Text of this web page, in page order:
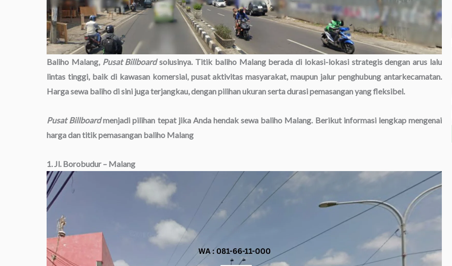
Baliho Malang, Pusat Billboardsolusinya. Titik baliho Malang berada di lokasi-lokasi strategis dengan arus lalu
lintas tinggi, baik di kawasan komersial, pusat aktivitas masyarakat, maupun jalur penghubung antarkecamatan.
Harga sewa baliho di sini juga terjangkau, dengan pilihan ukuran serta durasi pemasangan yang fleksibel.
Pusat Billboardmenjadi pilihan tepat jika Anda hendak sewa baliho Malang. Berikut informasi lengkap mengenai
harga dan titik pemasangan baliho Malang
1. Jl. Borobudur – Malang